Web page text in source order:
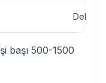
başı 500-1500